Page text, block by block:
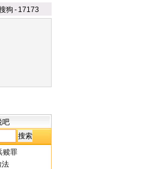
狗 - 17173
吧
赎罪
法